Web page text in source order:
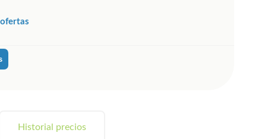
Historial precios